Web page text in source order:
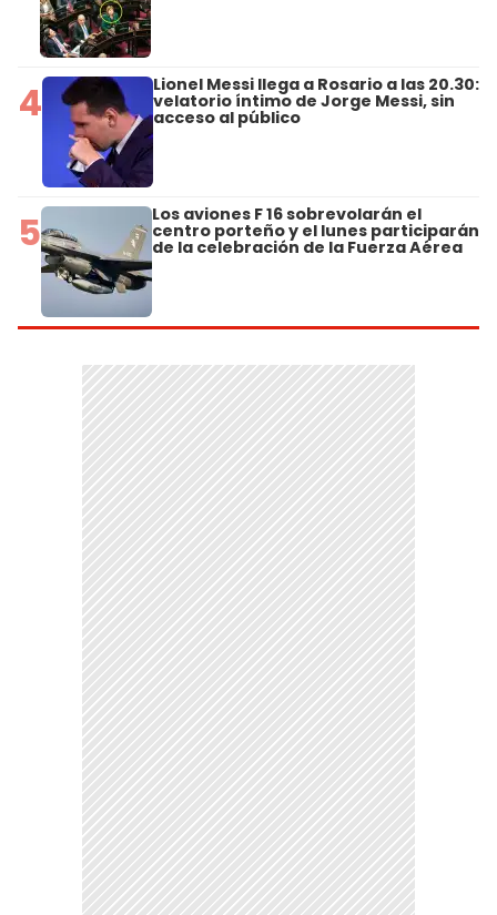
4 Lionel Messi llega a Rosario a las 20.30:
velatorio íntimo de Jorge Messi, sin
acceso al público
5 Los aviones F 16 sobrevolarán el
centro porteño y el lunes participarán
de la celebración de la Fuerza Aérea